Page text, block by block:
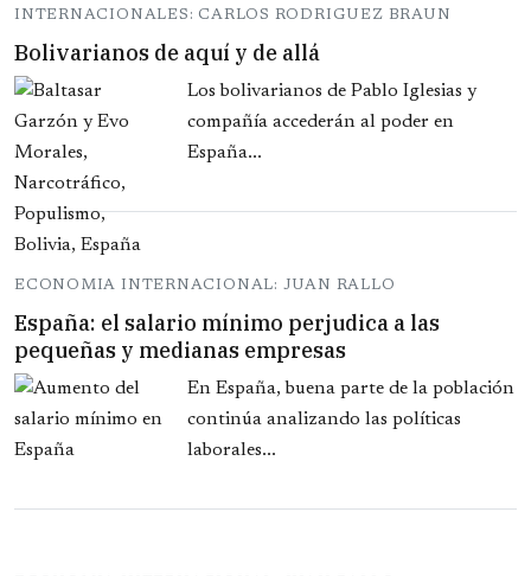
INTERNACIONALES: CARLOS RODRIGUEZ BRAUN
Bolivarianos de aquí y de allá
Los bolivarianos de Pablo Iglesias y
compañía accederán al poder en
España...
ECONOMIA INTERNACIONAL: JUAN RALLO
España: el salario mínimo perjudica a las
pequeñas y medianas empresas
En España, buena parte de la población
continúa analizando las políticas
laborales...